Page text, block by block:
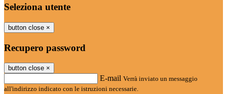
Seleziona utente
button close ×
Recupero password
button close ×
E-mail Verrà inviato un messaggio
all'indirizzo indicato con le istruzioni necessarie.